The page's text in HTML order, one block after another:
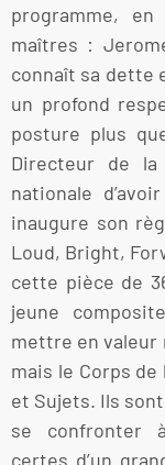
programme,
maîtres :
connaît sa dette
un profond
posture plus
Directeur de
nationale
inaugure son
Loud, Bright,
cette pièce de
jeune
mettre en valeur
mais le Corps de
et Sujets. Ils
se confronter
certes d’un